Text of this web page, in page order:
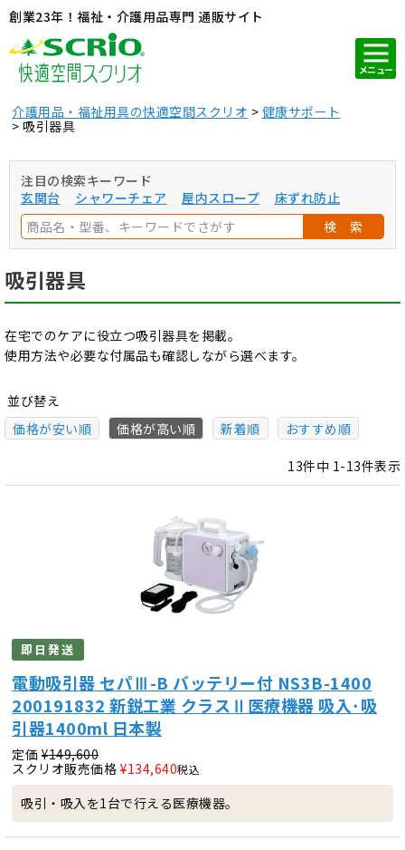
創業23年！福祉・介護用品専門 通販サイト
メニュー
介護用品・福祉用具の快適空間スクリオ
健康サポート
吸引器具
注目の検索キーワード
玄関台
シャワーチェア 屋内スロープ
床ずれ防止
検 索
吸引器具
在宅でのケアに役立つ吸引器具を掲載。
使用方法や必要な付属品も確認しながら選べます。
並び替え
価格が安い順
価格が高い順 新着順 おすすめ順
13件中 1-13件表示
即日発送
電動吸引器 セパⅢ-B バッテリー付 NS3B-1400
200191832 新鋭工業 クラスⅡ医療機器 吸入･吸
引器1400ml 日本製
定価 ¥149,600
スクリオ販売価格 ¥134,640税込
吸引・吸入を1台で行える医療機器。